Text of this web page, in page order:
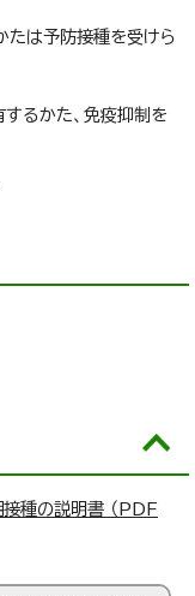
たは予防接種を受けら
るかた、免疫抑制を
種の説明書 （PDF